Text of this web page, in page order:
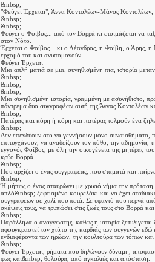
&nbsp;
"Φεύγει Έρχεται", Άννα Κοντολέων-Μάνος
&nbsp;
&nbsp;
Φεύγει ο Φοίβος... από τον Βορρά κι ετοιμάζεται να
στον Νότο.
Έρχεται ο Φοίβος... κι ο Λέανδρος, η Φοίβη, ο Άρης, η
ερχομό του και ανυπομονούν.
Φεύγει Έρχεται
Μια απλή ματιά σε μια, συνηθισμένη πια, ιστορία
&nbsp;
&nbsp;
&nbsp;
Μια συνηθισμένη ιστορία, γραμμένη με ασυνήθιστο,
πάντρεμα δυο συγγραφέων αυτή της Άννας Κοντολέων
&nbsp;
Πατέρας και κόρη ή κόρη και πατέρας τολμούν ένα
&nbsp;
Δεν επενδύουν στο να γεννήσουν μόνο συναισθήματα,
επιτυγχάνουν, να αναδείξουν τον πόθο, την αδημονία,
εγγονός Φοίβος, με όλη την οικογένεια της μητέρας
κρύο Βορρά.
&nbsp;
Που αρχίζει ο ένας συγγραφέας, που σταματά και
&nbsp;
Ή μήπως ο ένας σταυρώνει με χρυσό νήμα την πρόταση
απλό&nbsp; ξεφτισμένο κουρελάκι και να έχει
συγγραφέων σε χαλί που πετά. Σε υφαντό που περνά
σκέψεις τους, να τρυπώσει στις ζωές τους στο Βορρά
&nbsp;
Παράλληλα ο αναγνώστης, καθώς η ιστορία
αφουγκραστεί τον χτύπο της καρδιάς των συγγενών
ενδιαφέροντα των ηρώων, την κουλτούρα των τόπων
&nbsp;
Φεύγει Έρχεται, ρήματα που δηλώνουν δύναμη,
φως και&nbsp; θολούρα, από αγκαλιές και απόσταση.